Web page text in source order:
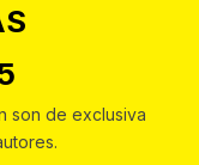
son de exclusiva